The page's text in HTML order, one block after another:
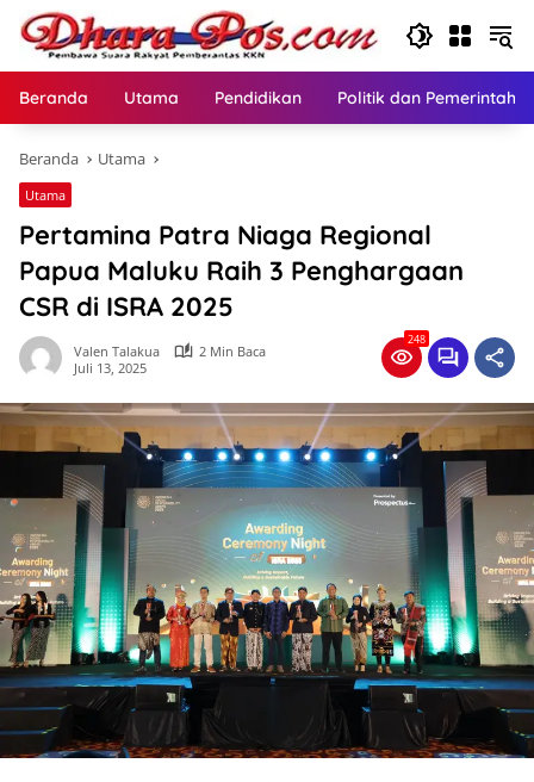
Langsung
konten
Beranda Utama Pendidikan Politik dan
Beranda Utama
Utama
Pertamina Patra Niaga Regional
Papua Maluku Raih 3 Penghargaan
CSR di ISRA 2025
Valen Talakua
2 Min Baca
Juli 13, 2025
248